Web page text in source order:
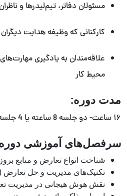
مسئولان دفاتر، تیم‌لیدرها و
کارکنانی که وظیفه هدایت دیگران
علاقه‌مندان به یادگیری
محیط کار
مدت دوره:
۱۶ ساعت- دو جلسه 8 ساعته یا 4 جلسه 4 ساعتی
سرفصل‌های آموزشی
شناخت انواع تعارض و منابع
تکنیک‌های مدیریت و حل
نقش هوش هیجانی در مدیریت